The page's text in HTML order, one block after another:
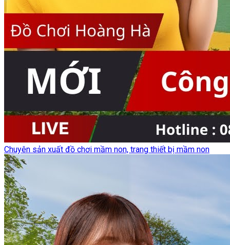
Chuyên sản xuất đồ chơi mầm non, trang thiết bị mầm non